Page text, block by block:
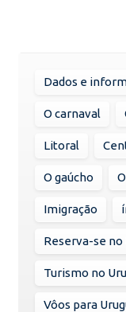
Dados e
O carnaval
Litoral
O gaúcho
Imigração
Reserva-se no
Turismo no
Vôos para